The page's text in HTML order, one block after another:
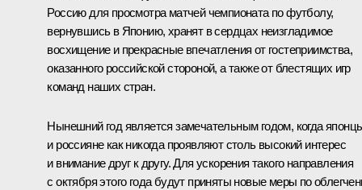
Россию для просмотра матчей чемпионата по футболу,
вернувшись в Японию, хранят в сердцах неизгладимое
восхищение и прекрасные впечатления от гостеприимства,
оказанного российской стороной, а также от блестящих игр
команд наших стран.
Нынешний год является замечательным годом, когда
и россияне как никогда проявляют столь высокий интерес
и внимание друг к другу. Для ускорения такого направления
с октября этого года будут приняты новые меры по